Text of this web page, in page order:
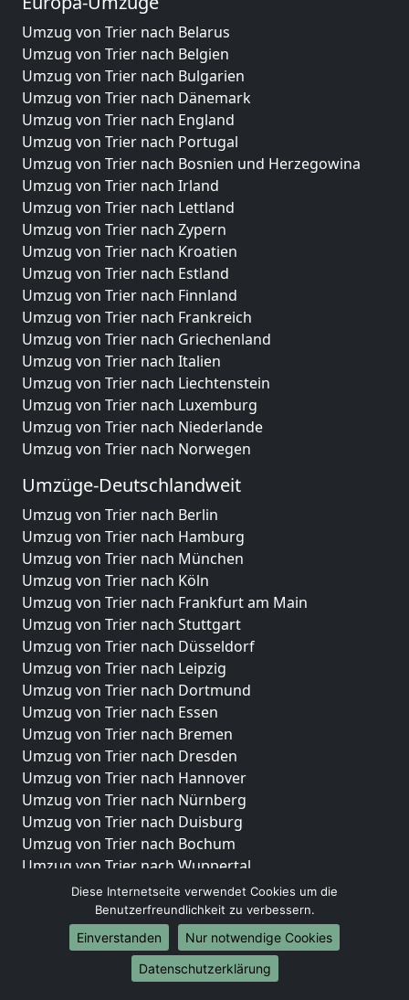
Umzug von Trier nach Belarus
Umzug von Trier nach Belgien
Umzug von Trier nach Bulgarien
Umzug von Trier nach Dänemark
Umzug von Trier nach England
Umzug von Trier nach Portugal
Umzug von Trier nach Bosnien und Herzegowina
Umzug von Trier nach Irland
Umzug von Trier nach Lettland
Umzug von Trier nach Zypern
Umzug von Trier nach Kroatien
Umzug von Trier nach Estland
Umzug von Trier nach Finnland
Umzug von Trier nach Frankreich
Umzug von Trier nach Griechenland
Umzug von Trier nach Italien
Umzug von Trier nach Liechtenstein
Umzug von Trier nach Luxemburg
Umzug von Trier nach Niederlande
Umzug von Trier nach Norwegen
Umzüge-Deutschlandweit
Umzug von Trier nach Berlin
Umzug von Trier nach Hamburg
Umzug von Trier nach München
Umzug von Trier nach Köln
Umzug von Trier nach Frankfurt am Main
Umzug von Trier nach Stuttgart
Umzug von Trier nach Düsseldorf
Umzug von Trier nach Leipzig
Umzug von Trier nach Dortmund
Umzug von Trier nach Essen
Umzug von Trier nach Bremen
Umzug von Trier nach Dresden
Umzug von Trier nach Hannover
Umzug von Trier nach Nürnberg
Umzug von Trier nach Duisburg
Umzug von Trier nach Bochum
Umzug von Trier nach Wuppertal
Umzug von Trier nach Bielefeld
Umzug von Trier nach Bonn
Umzug von Trier nach Münster
Internationale-Umzüge
Diese Internetseite verwendet Cookies um die
Benutzerfreundlichkeit zu verbessern.
Einverstanden
Nur notwendige Cookies
Datenschutzerklärung